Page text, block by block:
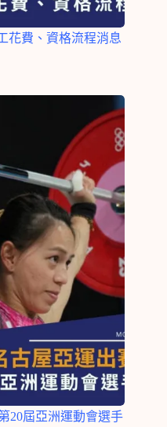
花費、資格流程消息
20屆亞洲運動會選手